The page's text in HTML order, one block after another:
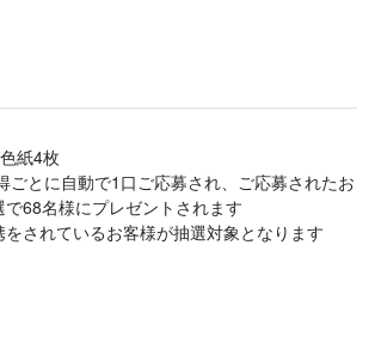
紙4枚
ごとに自動で1口ご応募され、ご応募されたお
68名様にプレゼントされます
をされているお客様が抽選対象となります